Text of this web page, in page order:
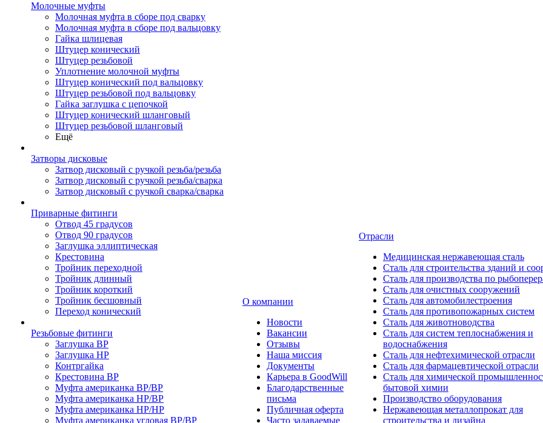
Молочные муфты
Молочная муфта в сборе под сварку
Молочная муфта в сборе под вальцовку
Гайка шлицевая
Штуцер конический
Штуцер резьбовой
Уплотнение молочной муфты
Штуцер конический под вальцовку
Штуцер резьбовой под вальцовку
Гайка заглушка с цепочкой
Штуцер конический шланговый
Штуцер резьбовой шланговый
Ещё
Затворы дисковые
Затвор дисковый с ручкой резьба/резьба
Затвор дисковый с ручкой резьба/сварка
Затвор дисковый с ручкой сварка/сварка
Приварные фитинги
Отвод 45 градусов
Отвод 90 градусов
Заглушка эллиптическая
Крестовина
Тройник переходной
Тройник длинный
Тройник короткий
Тройник бесшовный
Переход конический
Резьбовые фитинги
Заглушка ВР
Заглушка НР
Контргайка
Крестовина ВР
Муфта американка ВР/ВР
Муфта американка НР/ВР
Муфта американка НР/НР
Муфта американка угловая ВР/ВР
О компании
Новости
Вакансии
Отзывы
Наша миссия
Документы
Карьера в GoodWill
Благодарственные
письма
Публичная оферта
Часто задаваемые
Отрасли
Медицинcкая нержавеющая сталь
Сталь для строительства зданий и
Сталь для производства по
Сталь для очистных сооружений
Сталь для автомобилестроения
Сталь для противопожарных систем
Сталь для животноводства
Сталь для систем теплоснабжения и
водоснабжения
Сталь для нефтехимической отрасли
Сталь для фармацевтической отрасли
Сталь для химической
бытовой химии
Производство оборудования
Нержавеющая металлопрокат для
строительства и дизайна